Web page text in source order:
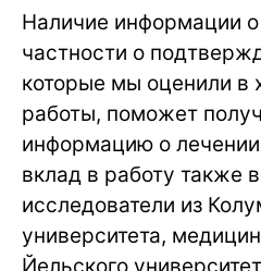
Наличие информации
частности о
которые мы оценили в
работы, поможет
информацию о
вклад в работу также
исследователи из
университета,